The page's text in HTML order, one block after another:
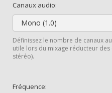
Canaux audio:
Mono (1.0)
Définissez le nombre de canaux
utile lors du mixage réducteur
stéréo).
Fréquence: